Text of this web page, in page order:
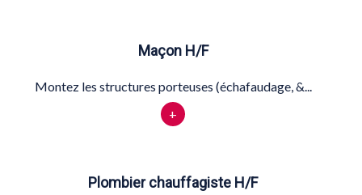
Maçon H/F
Montez les structures porteuses (échafaudage, &...
+
Plombier chauffagiste H/F